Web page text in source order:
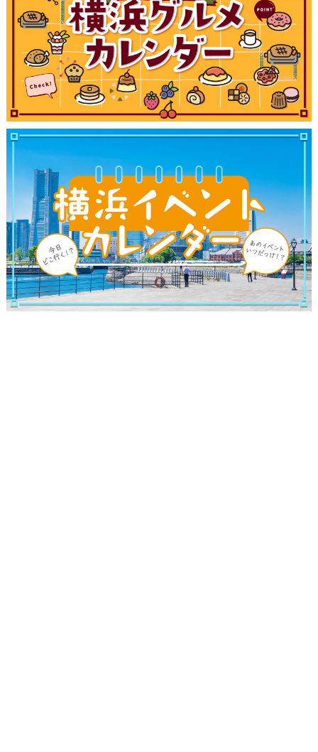
ランキング
ブログ記事
サイトについて